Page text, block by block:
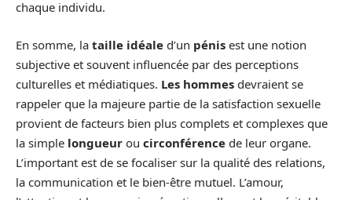
chaque individu.
En somme, la taille idéale d’un pénis est une notion
subjective et souvent influencée par des perceptions
culturelles et médiatiques. Les hommes devraient se
rappeler que la majeure partie de la satisfaction sexuelle
provient de facteurs bien plus complets et complexes que
la simple longueur ou circonférence de leur organe.
L’important est de se focaliser sur la qualité des relations,
la communication et le bien-être mutuel. L’amour,